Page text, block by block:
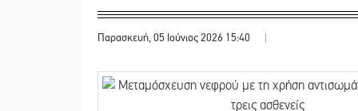
Παρασκευή, 05 Ιούνιος 2026 15:40 |